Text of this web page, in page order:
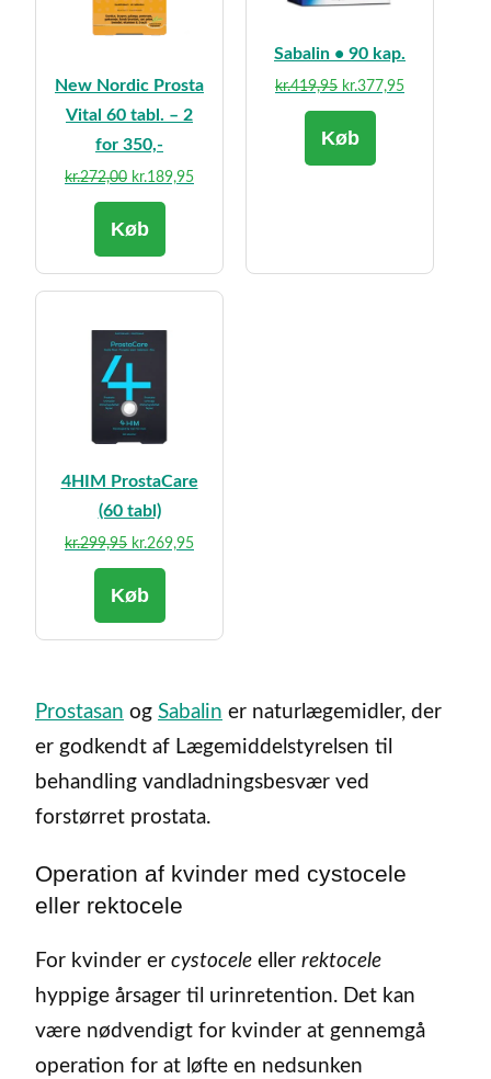
New Nordic Prosta
Vital 60 tabl. – 2
for 350,-
kr.272,00 Den
oprindelige
pris
kr.272,00.
kr.189,95Den
kr.189,95.
Køb
Sabalin • 90 kap.
kr.419,95 Den
oprindelige
pris
kr.377,95Den
Køb
4HIM ProstaCare
(60 tabl)
kr.299,95 Den
oprindelige
pris
kr.299,95.
kr.269,95Den
kr.269,95.
Køb
Prostasan og Sabalin er naturlægemidler, der
er godkendt af Lægemiddelstyrelsen til
behandling vandladningsbesvær ved
forstørret prostata.
Operation af kvinder med cystocele
eller rektocele
For kvinder er cystocele eller rektocele
hyppige årsager til urinretention. Det kan
være nødvendigt for kvinder at gennemgå
operation for at løfte en nedsunken